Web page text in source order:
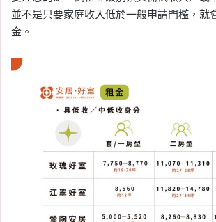
並不是只要家庭收入低於一般申請門檻，就
金。